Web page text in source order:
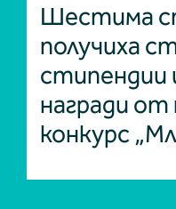
Шестима
получиха
стипендии
награди от
конкурс